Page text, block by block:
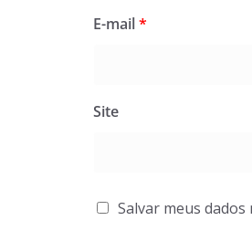
E-mail*
Site
Salvar meus